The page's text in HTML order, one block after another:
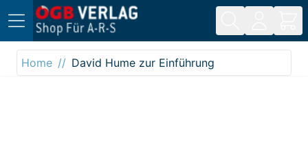
Direkt zum Inhalt
Home
David Hume zur Einführung